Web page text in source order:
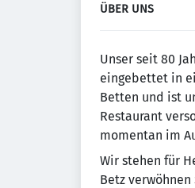
ÜBER UNS
Unser seit 80
eingebettet in
Betten und ist
Restaurant
momentan im
Wir stehen für
Betz